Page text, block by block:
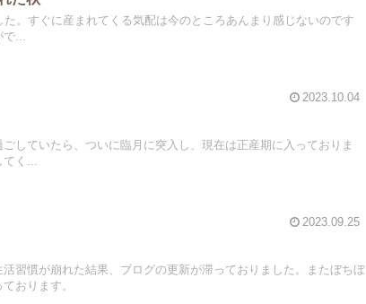
。すぐに産まれてくる気配は今のところあんまり感じないのです
で...
2023.10.04
していたら、ついに臨月に突入し、現在は正産期に入っておりま
てく...
2023.09.25
習慣が崩れた結果、ブログの更新が滞っておりました。またぼちぼ
おります。